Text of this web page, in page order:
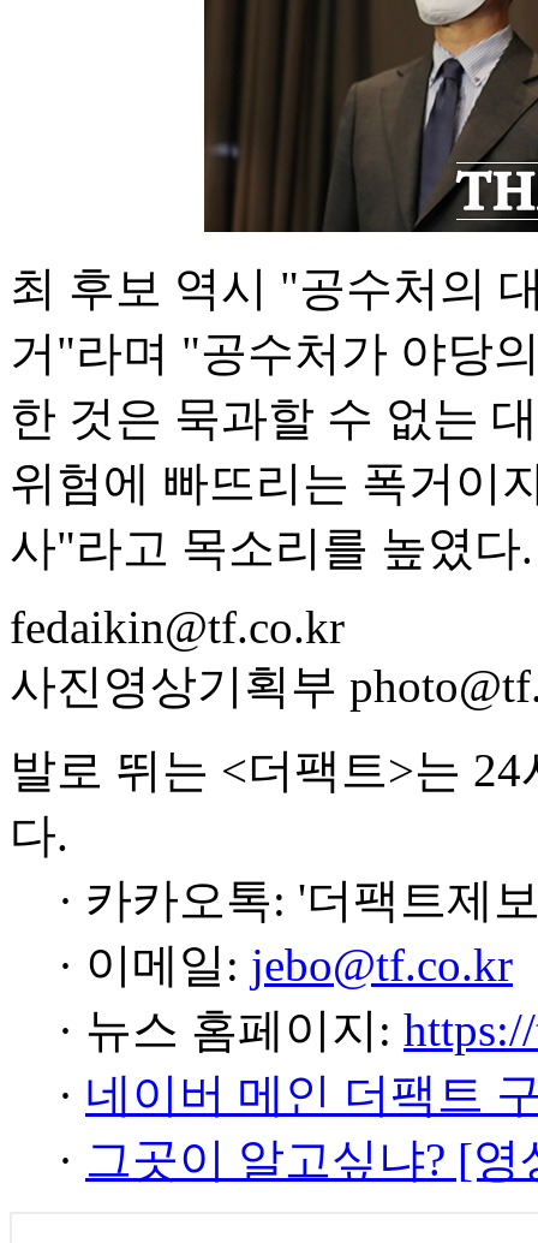
최 후보 역시 "공수처의
거"라며 "공수처가 야당
한 것은 묵과할 수 없는
위험에 빠뜨리는 폭거이
사"라고 목소리를 높였다.
fedaikin@tf.co.kr
사진영상기획부
발로 뛰는 <더팩트>는
다.
· 카카오톡: '더팩트제
· 이메일: jebo@tf.co.kr
· 뉴스 홈페이지:
· 네이버 메인 더팩트
· 그곳이 알고싶냐? [